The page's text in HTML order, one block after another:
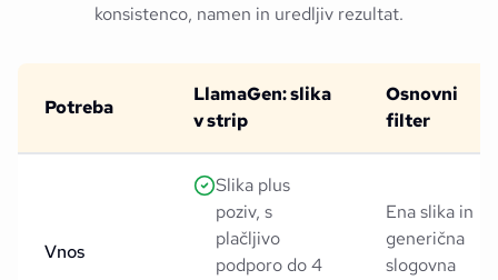
konsistenco, namen in uredljiv rezultat.
Potreba
LlamaGen: slika
v strip
Osnovni
filter
Vnos
Slika plus
poziv, s
plačljivo
podporo do 4
Ena slika in
generična
slogovna